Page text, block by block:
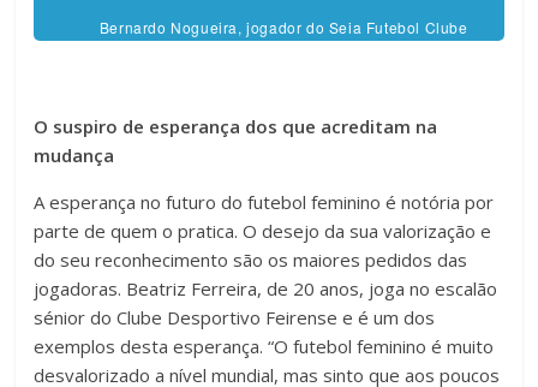
Bernardo Nogueira, jogador do Seia Futebol Clube
O suspiro de esperança dos que acreditam na
mudança
A esperança no futuro do futebol feminino é notória por
parte de quem o pratica. O desejo da sua valorização e
do seu reconhecimento são os maiores pedidos das
jogadoras. Beatriz Ferreira, de 20 anos, joga no escalão
sénior do Clube Desportivo Feirense e é um dos
exemplos desta esperança. “O futebol feminino é muito
desvalorizado a nível mundial, mas sinto que aos poucos